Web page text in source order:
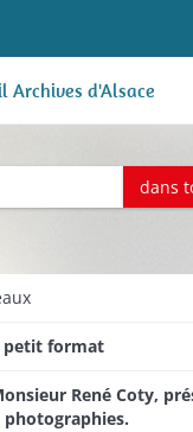
Archives d'Alsace
dans
petit format
René Coty,
photographies.